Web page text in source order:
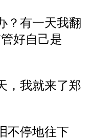
？有一天我翻
管好自己是
，我就来了郑
不停地往下